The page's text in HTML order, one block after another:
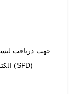
جهت دریافت
(SPD) الکتروکاوه بر روی آیکون زیر کلیک کنید